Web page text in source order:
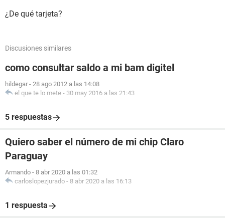
¿De qué tarjeta?
Discusiones similares
como consultar saldo a mi bam digitel
hildegar - 28 ago 2012 a las 14:08
el que te lo mete - 30 may 2016 a las 21:43
5 respuestas
Quiero saber el número de mi chip Claro
Paraguay
Armando - 8 abr 2020 a las 01:32
carloslopezjurado - 8 abr 2020 a las 16:13
1 respuesta